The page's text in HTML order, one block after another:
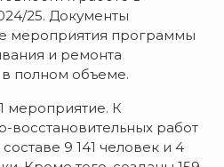
25. Документы
мероприятия программы
и ремонта
полном объеме.
мероприятие. К
работ
9 141 человек и 4